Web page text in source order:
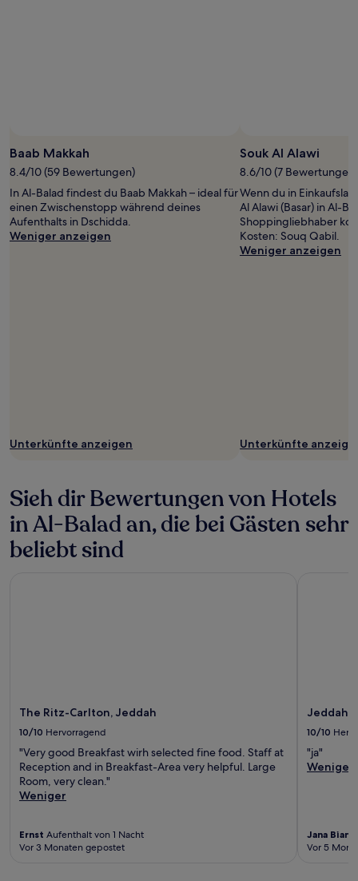
Baab Makkah
8.4/10 (59 Bewertungen)
In Al-Balad findest du Baab Makkah – ideal für
einen Zwischenstopp während deines
Aufenthalts in Dschidda.
Weniger anzeigen
Unterkünfte anzeigen
Souk Al Alawi
8.6/10 (7 Bewertungen)
Wenn du in
Al Alawi (Basar) in Al-
Shoppingliebhaber
Kosten: Souq Qabil.
Weniger anzeigen
Unterkünfte
Sieh dir Bewertungen von Hotels
in Al-Balad an, die bei Gästen sehr
beliebt sind
The Ritz-Carlton, Jeddah
10/10 Hervorragend
"Very good Breakfast wirh selected fine food. Staff at
Reception and in Breakfast-Area very helpful. Large
Room, very clean."
Weniger
Ernst Aufenthalt von 1 Nacht
Vor 3 Monaten gepostet
Jeddah
10/10
"ja"
Weniger
Jana
Vor 5